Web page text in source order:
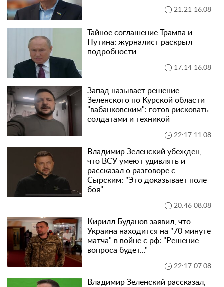
21:21 16.08
Тайное соглашение Трампа и
Путина: журналист раскрыл
подробности
17:14 16.08
Запад называет решение
Зеленского по Курской области
"вабанковским": готов рисковать
солдатами и техникой
22:17 11.08
Владимир Зеленский убежден,
что ВСУ умеют удивлять и
рассказал о разговоре с
Сырским: "Это доказывает поле
боя"
20:46 08.08
Кирилл Буданов заявил, что
Украина находится на "70 минуте
матча" в войне с рф: "Решение
вопроса будет..."
22:17 07.08
Владимир Зеленский рассказал,